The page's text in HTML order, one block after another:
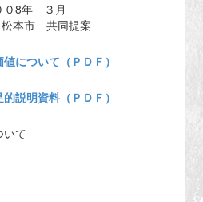
０8年 ３月
本市 共同提案
について（ＰＤＦ）
説明資料（ＰＤＦ）
て